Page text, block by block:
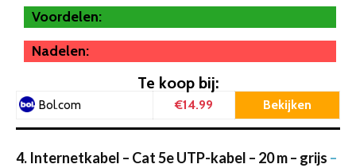
Voordelen:
Nadelen:
Te koop bij:
Bol.com €14.99 Bekijken
4. Internetkabel – Cat 5e UTP-kabel – 20 m – grijs –